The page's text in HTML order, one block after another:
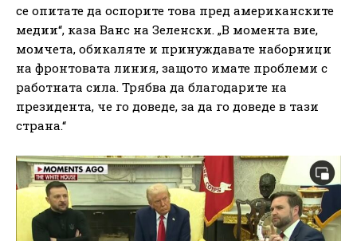
се опитате да оспорите това пред американските
медии“, каза Ванс на Зеленски. „В момента вие,
момчета, обикаляте и принуждавате наборници
на фронтовата линия, защото имате проблеми с
работната сила. Трябва да благодарите на
президента, че го доведе, за да го доведе в тази
страна.“